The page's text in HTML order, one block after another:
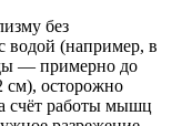
без
водой (например, в
— примерно до
см), осторожно
счёт работы мышц